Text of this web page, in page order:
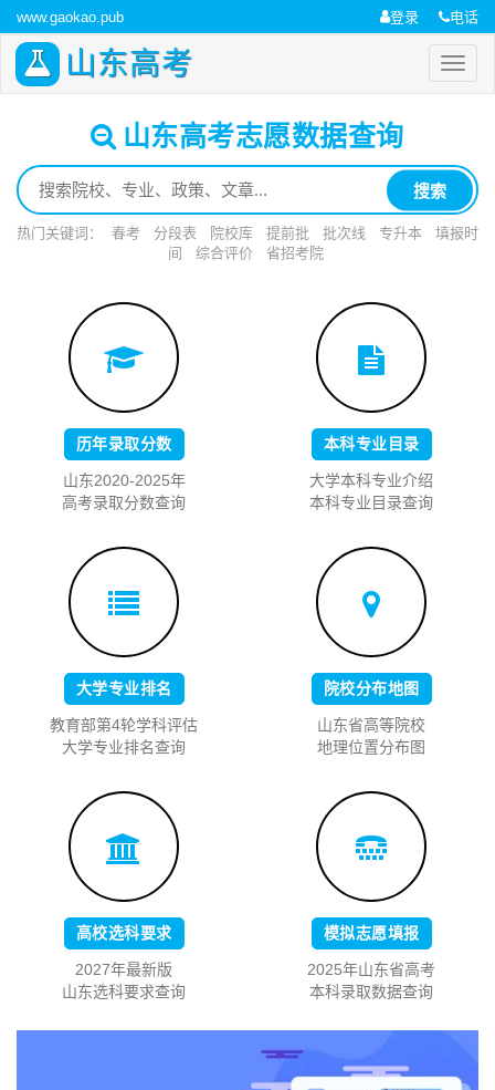
www.gaokao.pub 登录 电话
山东高考
山东高考志愿数据查询
搜索
热门关键词： 春考 分段表 院校库 提前批 批次线 专升本
填报时
间
综合评价 省招考院
历年录取分数
山东2020-2025年
高考录取分数查询
本科专业目录
大学本科专业介绍
本科专业目录查询
大学专业排名
教育部第4轮学科评估
大学专业排名查询
院校分布地图
山东省高等院校
地理位置分布图
高校选科要求
2027年最新版
山东选科要求查询
模拟志愿填报
2025年山东省高考
本科录取数据查询